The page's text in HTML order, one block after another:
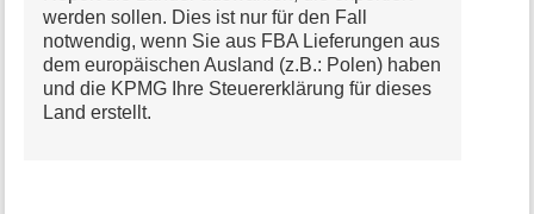
werden sollen. Dies ist nur für den Fall
notwendig, wenn Sie aus FBA Lieferungen aus
dem europäischen Ausland (z.B.: Polen) haben
und die KPMG Ihre Steuererklärung für dieses
Land erstellt.